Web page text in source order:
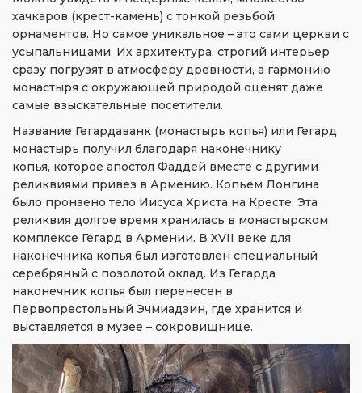
хачкаров (крест-камень) с тонкой резьбой
орнаментов. Но самое уникальное – это сами церкви с
усыпальницами. Их архитектура, строгий интерьер
сразу погрузят в атмосферу древности, а гармонию
монастыря с окружающей природой оценят даже
самые взыскательные посетители.
Название Гегардаванк (монастырь копья) или Гегард
монастырь получил благодаря наконечнику
копья, которое апостол Фаддей вместе с другими
реликвиями привез в Армению. Копьем Лонгина
было пронзено тело Иисуса Христа на Кресте. Эта
реликвия долгое время хранилась в монастырском
комплексе Гегард в Армении. В XVII веке для
наконечника копья был изготовлен специальный
серебряный с позолотой оклад. Из Гегарда
наконечник копья был перенесен в
Первопрестольный Эчмиадзин, где хранится и
выставляется в музее – сокровищнице.